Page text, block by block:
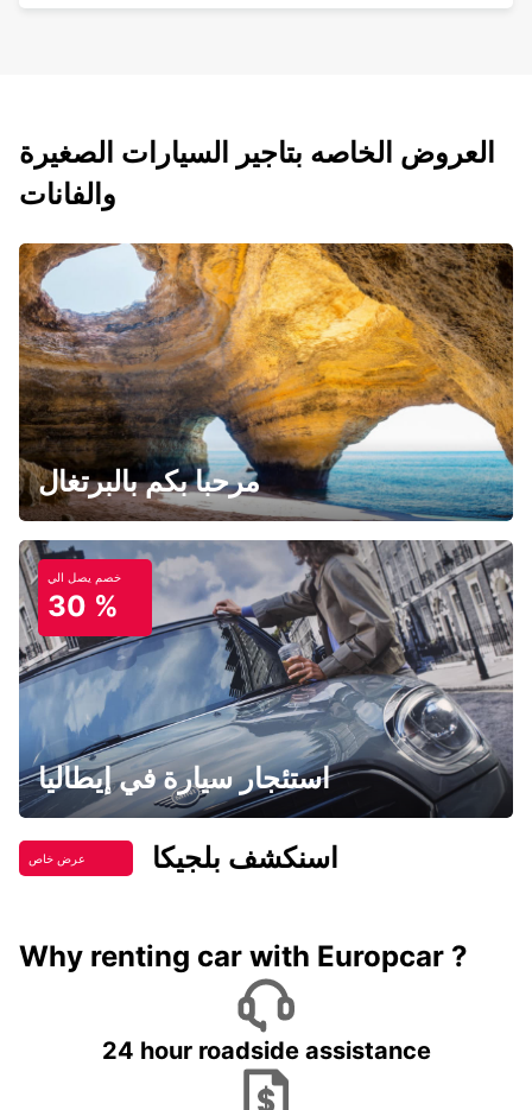
العروض الخاصه بتاجير السيارات الصغيرة
والفانات
مرحبا بكم بالبرتغال
خصم يصل الي
30 %
استئجار سيارة في إيطاليا
عرض خاص اسنكشف بلجيكا
Why renting car with Europcar ?
24 hour roadside assistance